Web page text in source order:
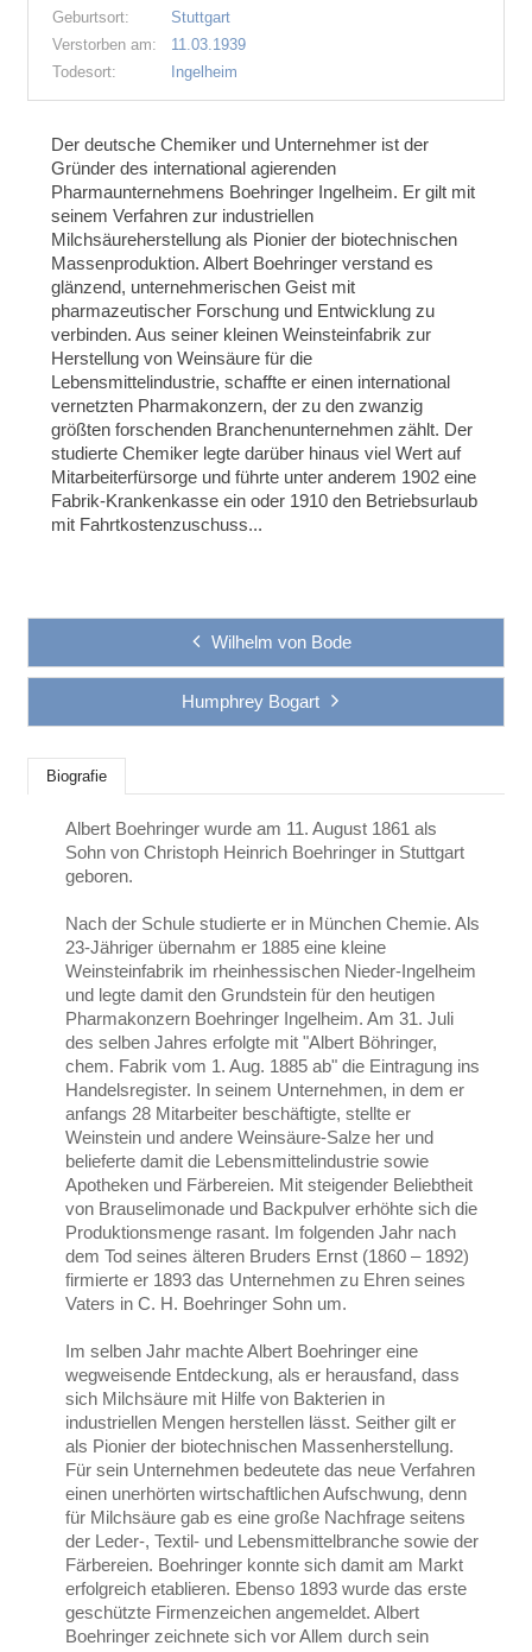
Geburtsort:
Stuttgart
Verstorben am:
11.03.1939
Todesort:
Ingelheim
Der deutsche Chemiker und Unternehmer ist der
Gründer des international agierenden
Pharmaunternehmens Boehringer Ingelheim. Er gilt mit
seinem Verfahren zur industriellen
Milchsäureherstellung als Pionier der biotechnischen
Massenproduktion. Albert Boehringer verstand es
glänzend, unternehmerischen Geist mit
pharmazeutischer Forschung und Entwicklung zu
verbinden. Aus seiner kleinen Weinsteinfabrik zur
Herstellung von Weinsäure für die
Lebensmittelindustrie, schaffte er einen international
vernetzten Pharmakonzern, der zu den zwanzig
größten forschenden Branchenunternehmen zählt. Der
studierte Chemiker legte darüber hinaus viel Wert auf
Mitarbeiterfürsorge und führte unter anderem 1902 eine
Fabrik-Krankenkasse ein oder 1910 den Betriebsurlaub
mit Fahrtkostenzuschuss...
Wilhelm von Bode
Humphrey Bogart
Biografie
Albert Boehringer wurde am 11. August 1861 als
Sohn von Christoph Heinrich Boehringer in Stuttgart
geboren.
Nach der Schule studierte er in München Chemie. Als
23-Jähriger übernahm er 1885 eine kleine
Weinsteinfabrik im rheinhessischen Nieder-Ingelheim
und legte damit den Grundstein für den heutigen
Pharmakonzern Boehringer Ingelheim. Am 31. Juli
des selben Jahres erfolgte mit "Albert Böhringer,
chem. Fabrik vom 1. Aug. 1885 ab" die Eintragung ins
Handelsregister. In seinem Unternehmen, in dem er
anfangs 28 Mitarbeiter beschäftigte, stellte er
Weinstein und andere Weinsäure-Salze her und
belieferte damit die Lebensmittelindustrie sowie
Apotheken und Färbereien. Mit steigender Beliebtheit
von Brauselimonade und Backpulver erhöhte sich die
Produktionsmenge rasant. Im folgenden Jahr nach
dem Tod seines älteren Bruders Ernst (1860 – 1892)
firmierte er 1893 das Unternehmen zu Ehren seines
Vaters in C. H. Boehringer Sohn um.
Im selben Jahr machte Albert Boehringer eine
wegweisende Entdeckung, als er herausfand, dass
sich Milchsäure mit Hilfe von Bakterien in
industriellen Mengen herstellen lässt. Seither gilt er
als Pionier der biotechnischen Massenherstellung.
Für sein Unternehmen bedeutete das neue Verfahren
einen unerhörten wirtschaftlichen Aufschwung, denn
für Milchsäure gab es eine große Nachfrage seitens
der Leder-, Textil- und Lebensmittelbranche sowie der
Färbereien. Boehringer konnte sich damit am Markt
erfolgreich etablieren. Ebenso 1893 wurde das erste
geschützte Firmenzeichen angemeldet. Albert
Boehringer zeichnete sich vor Allem durch sein